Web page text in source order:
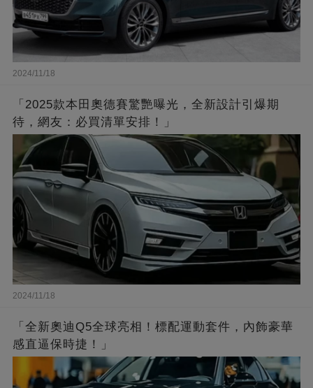
2024/11/18
「2025款本田奧德賽驚艷曝光，全新設計引爆期
待，網友：必買清單安排！」
2024/11/18
「全新奧迪Q5全球亮相！標配運動套件，內飾豪華
感直逼保時捷！」